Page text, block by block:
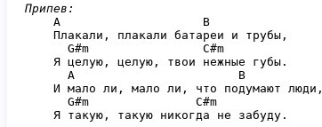
Припев:
    A                    B
    Плакали, плакали батареи и трубы,
      G#m                C#m
    Я целую, целую, твои нежные губы.
      A                       B
    И мало ли, мало ли, что подумают люди,
      G#m               C#m
    Я такую, такую никогда не забуду.